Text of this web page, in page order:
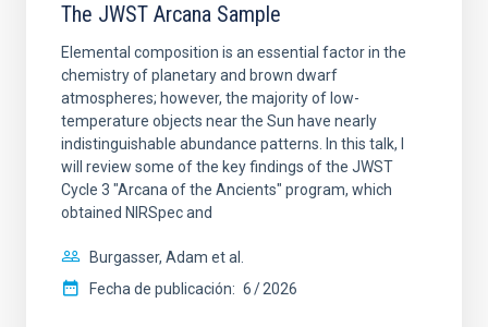
The JWST Arcana Sample
Elemental composition is an essential factor in the
chemistry of planetary and brown dwarf
atmospheres; however, the majority of low-
temperature objects near the Sun have nearly
indistinguishable abundance patterns. In this talk, I
will review some of the key findings of the JWST
Cycle 3 "Arcana of the Ancients" program, which
obtained NIRSpec and
Burgasser, Adam et al.
Fecha de publicación: 6 2026